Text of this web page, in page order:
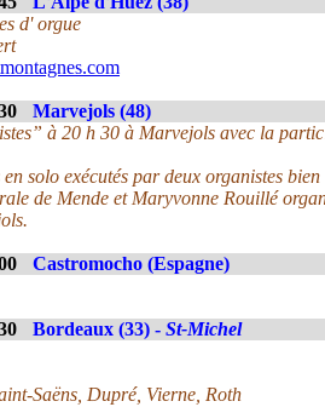
d' orgue
Marvejols (48)
à 20 h 30 à Marvejols avec la
solo exécutés par deux organistes
de Mende et Maryvonne Rouillé
Castromocho (Espagne)
Bordeaux (33) - St-Michel
Saëns, Dupré, Vierne, Roth